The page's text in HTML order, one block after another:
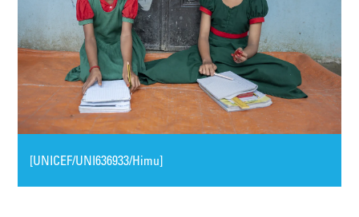
[UNICEF/UNI636933/Himu]